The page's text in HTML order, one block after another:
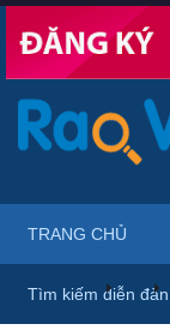
Diễn đàn ...
TRANG CHỦ
Tìm kiếm diễn đàn